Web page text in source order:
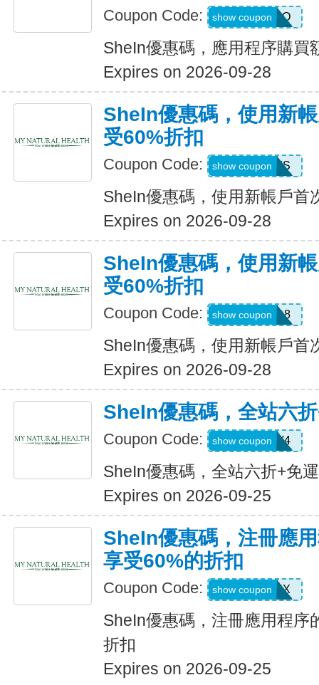
Coupon Code: 4LA4Q
show coupon
SheIn優惠碼，應用程序購買
Expires on 2026-09-28
SheIn優惠碼，使用新
受60%折扣
Coupon Code: 8EEFS
show coupon
SheIn優惠碼，使用新帳戶首
Expires on 2026-09-28
SheIn優惠碼，使用新
受60%折扣
Coupon Code: TFSD8
show coupon
SheIn優惠碼，使用新帳戶首
Expires on 2026-09-28
SheIn優惠碼，全站六
Coupon Code: LS8V4
show coupon
SheIn優惠碼，全站六折+免
Expires on 2026-09-25
SheIn優惠碼，注冊應
享受60%的折扣
Coupon Code: XUWL7NX
show coupon
SheIn優惠碼，注冊應用程序
折扣
Expires on 2026-09-25